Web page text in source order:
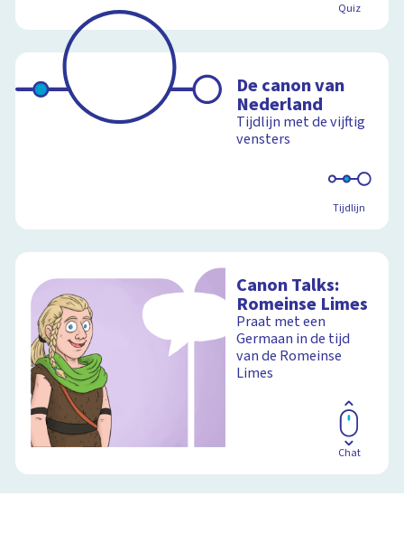
Quiz
De canon van
Nederland
Tijdlijn met de vijftig
vensters
Tijdlijn
Canon Talks:
Romeinse Limes
Praat met een
Germaan in de tijd
van de Romeinse
Limes
Chat